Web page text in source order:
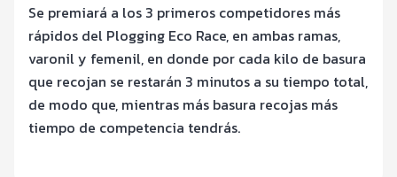
Se premiará a los 3 primeros competidores más
rápidos del Plogging Eco Race, en ambas ramas,
varonil y femenil, en donde por cada kilo de basura
que recojan se restarán 3 minutos a su tiempo total,
de modo que, mientras más basura recojas más
tiempo de competencia tendrás.